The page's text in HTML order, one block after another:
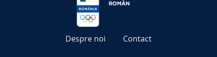
Despre noi Contact